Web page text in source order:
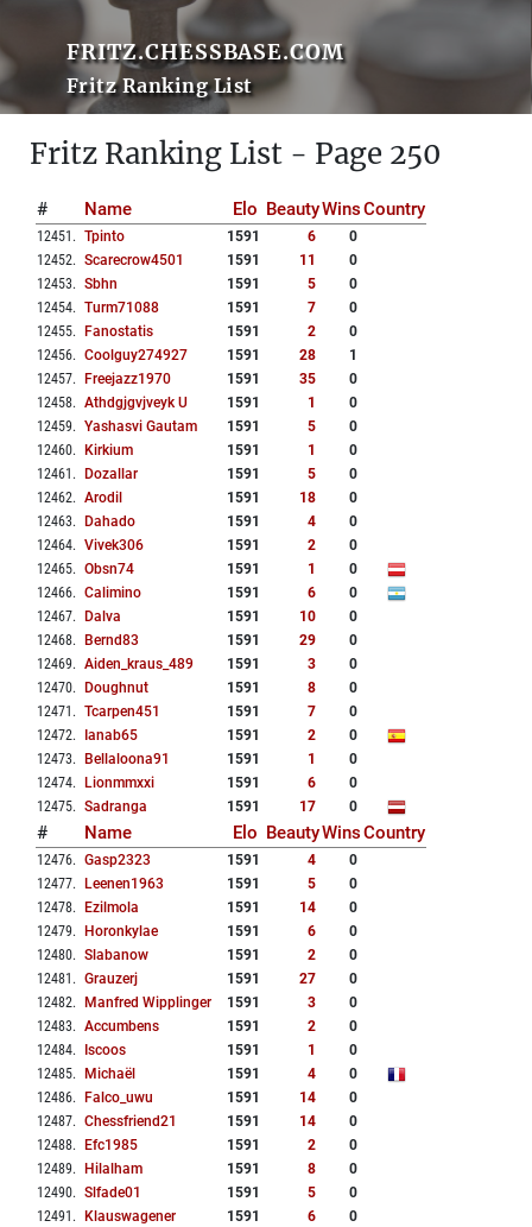
FRITZ.CHESSBASE.COM
Fritz Ranking List
Fritz Ranking List - Page 250
# Name Elo BeautyWinsCountry
12451 . Tpinto 1591 6
0
12452. Scarecrow4501 1591 11
0
12453. Sbhn 1591 5
0
12454. Turm71088 1591 7
0
12455. Fanostatis 1591 2
0
12456. Coolguy274927 1591 28
1
12457. Freejazz1970 1591 35
0
12458. Athdgjgvjveyk U 1591 1
0
12459. Yashasvi Gautam 1591 5
0
12460. Kirkium 1591 1
0
12461 . Dozallar 1591 5
0
12462. Arodil 1591 18
0
12463. Dahado 1591 4
0
12464. Vivek306 1591 2
0
12465. Obsn74 1591 1
0
12466. Calimino 1591 6
0
12467. Dalva 1591 10
0
12468. Bernd83 1591 29
0
12469. Aiden_kraus_489 1591 3
0
12470. Doughnut 1591 8
0
12471 . Tcarpen451 1591 7
0
12472. Ianab65 1591 2
0
12473. Bellaloona91 1591 1
0
12474. Lionmmxxi 1591 6
0
12475. Sadranga 1591 17 0
# Name Elo BeautyWinsCountry
12476. Gasp2323 1591 4
0
12477. Leenen1963 1591 5
0
12478. Ezilmola 1591 14
0
12479. Horonkylae 1591 6
0
12480. Slabanow 1591 2
0
12481 . Grauzerj 1591 27
0
12482. Manfred Wipplinger 1591 3
0
12483. Accumbens 1591 2
0
12484. Iscoos 1591 1
0
12485. Michaël 1591 4
0
12486. Falco_uwu 1591 14
0
12487. Chessfriend21 1591 14
0
12488. Efc1985 1591 2
0
12489. Hilalham 1591 8
0
12490. Slfade01 1591 5
0
12491 . Klauswagener 1591 6
0